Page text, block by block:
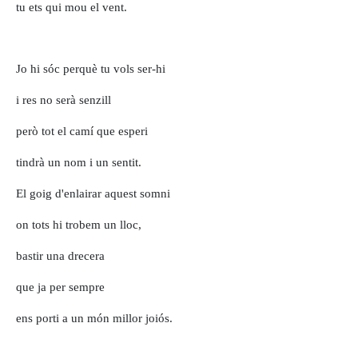
tu ets qui mou el vent.
Jo hi sóc perquè tu vols ser-hi
i res no serà senzill
però tot el camí que esperi
tindrà un nom i un sentit.
El goig d'enlairar aquest somni
on tots hi trobem un lloc,
bastir una drecera
que ja per sempre
ens porti a un món millor joiós.